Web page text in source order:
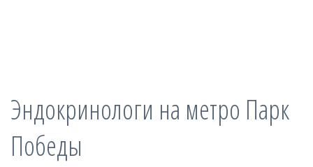
Справочник
заболеваний
Эндокринологи на метро Парк
Победы